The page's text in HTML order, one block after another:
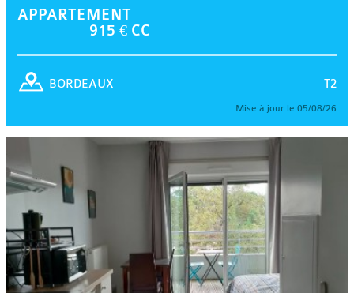
APPARTEMENT
915 € CC
T2
BORDEAUX
Mise à jour le 05/08/26